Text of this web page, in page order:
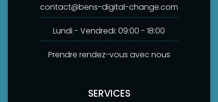
contact@bens-digital-change.com
Lundi - Vendredi: 09:00 - 18:00
Prendre rendez-vous avec nous
SERVICES